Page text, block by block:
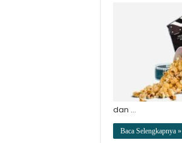
dan …
Baca Selengkapnya »